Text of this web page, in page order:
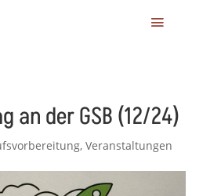
an der GSB (12/24)
, Veranstaltungen